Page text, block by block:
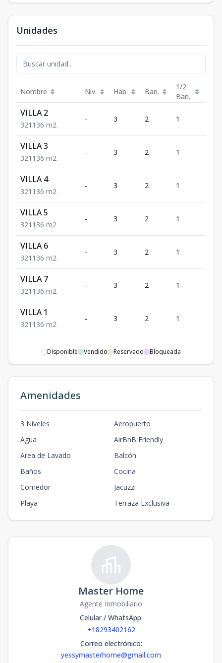
Unidades
Nombre Niv. Hab. Ban.
1/2
Ban.
VILLA 2
321 136 m2
- 3 2 1
VILLA 3
321 136 m2
- 3 2 1
VILLA 4
321 136 m2
- 3 2 1
VILLA 5
321 136 m2
- 3 2 1
VILLA 6
321 136 m2
- 3 2 1
VILLA 7
321 136 m2
- 3 2 1
VILLA 1
321 136 m2
- 3 2 1
Disponible Vendido Reservado Bloqueada
Amenidades
3 Niveles
Aeropuerto
Agua
AirBnB Friendly
Area de Lavado
Balcón
Baños
Cocina
Comedor
Jacuzzi
Playa
Terraza Exclusiva
Master Home
Agente Inmobiliario
Celular / WhatsApp:
+18293402162
Correo electrónico:
yessymasterhome@gmail.com